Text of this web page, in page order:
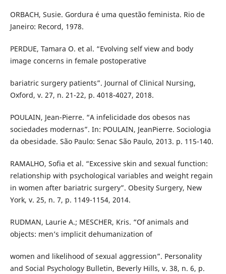
ORBACH, Susie. Gordura é uma questão feminista. Rio de
Janeiro: Record, 1978.
PERDUE, Tamara O. et al. “Evolving self view and body
image concerns in female postoperative
bariatric surgery patients”. Journal of Clinical Nursing,
Oxford, v. 27, n. 21-22, p. 4018-4027, 2018.
POULAIN, Jean-Pierre. “A infelicidade dos obesos nas
sociedades modernas”. In: POULAIN, JeanPierre. Sociologia
da obesidade. São Paulo: Senac São Paulo, 2013. p. 115-140.
RAMALHO, Sofia et al. “Excessive skin and sexual function:
relationship with psychological variables and weight regain
in women after bariatric surgery”. Obesity Surgery, New
York, v. 25, n. 7, p. 1149-1154, 2014.
RUDMAN, Laurie A.; MESCHER, Kris. “Of animals and
objects: men’s implicit dehumanization of
women and likelihood of sexual aggression”. Personality
and Social Psychology Bulletin, Beverly Hills, v. 38, n. 6, p.